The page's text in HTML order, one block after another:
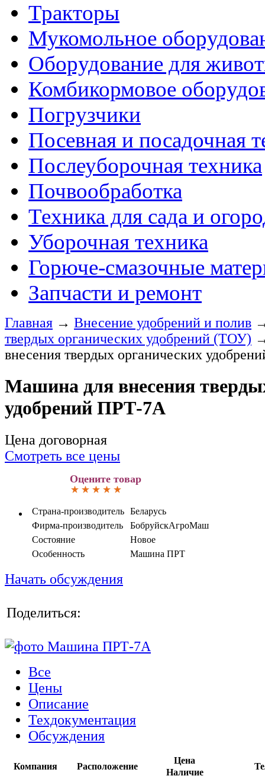
Тракторы
Мукомольное
Оборудование для
Комбикормовое
Погрузчики
Посевная и посадочная
Послеуборочная техника
Почвообработка
Техника для сада и
Уборочная техника
Горюче-смазочные
Запчасти и ремонт
Главная → Внесение удобрений и полив
твердых органических удобрений (ТОУ)
внесения твердых органических
Машина для внесения
удобрений ПРТ-7А
Цена договорная
Смотреть все цены
Оцените товар
Страна-производитель Беларусь
Фирма-производитель
БобруйскАгроМаш
Состояние
Новое
Особенность
Машина ПРТ
Начать обсуждения
Поделиться:
Все
Цены
Описание
Техдокументация
Обсуждения
Компания Расположение
Цена
Наличие